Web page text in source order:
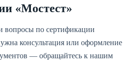
«Мостест»
вопросы по сертификации
консультация или оформление
— обращайтесь к нашим